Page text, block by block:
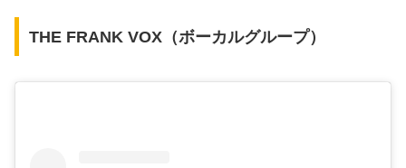
THE FRANK VOX（ボーカルグループ）